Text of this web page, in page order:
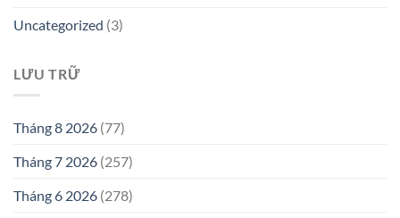
Uncategorized (3)
LƯU TRỮ
Tháng 8 2026 (77)
Tháng 7 2026 (257)
Tháng 6 2026 (278)